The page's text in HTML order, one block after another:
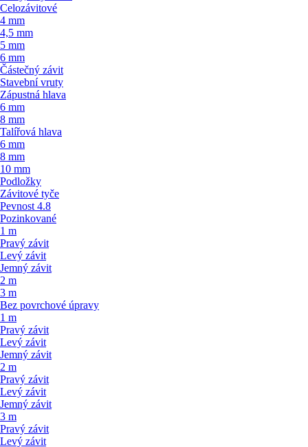
Celozávitové
4 mm
4,5 mm
5 mm
6 mm
Částečný závit
Stavební vruty
Zápustná hlava
6 mm
8 mm
Talířová hlava
6 mm
8 mm
10 mm
Podložky
Závitové tyče
Pevnost 4.8
Pozinkované
1 m
Pravý závit
Levý závit
Jemný závit
2 m
3 m
Bez povrchové úpravy
1 m
Pravý závit
Levý závit
Jemný závit
2 m
Pravý závit
Levý závit
Jemný závit
3 m
Pravý závit
Levý závit